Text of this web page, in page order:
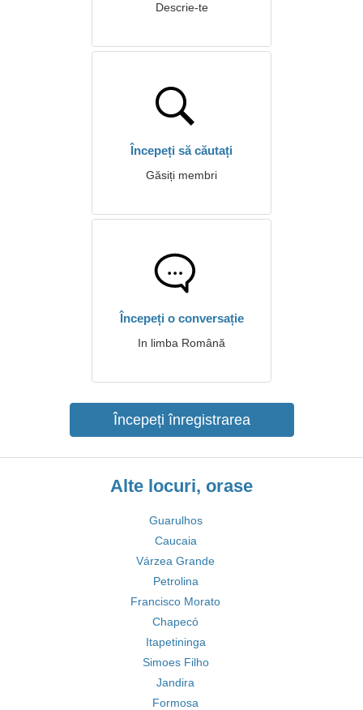
Descrie-te
Începeți să căutați
Găsiți membri
Începeți o conversație
In limba Română
Începeți înregistrarea
Alte locuri, orase
Guarulhos
Caucaia
Várzea Grande
Petrolina
Francisco Morato
Chapecó
Itapetininga
Simoes Filho
Jandira
Formosa